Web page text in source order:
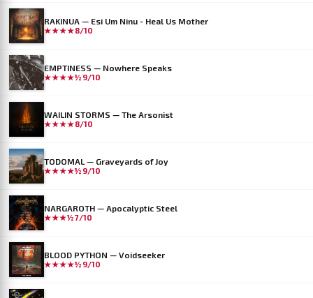
RAKINUA — Esi Um Ninu - Heal Us Mother
★★★★8/10
EMPTINESS — Nowhere Speaks
★★★★½ 9/10
WAILIN STORMS — The Arsonist
★★★★8/10
TODOMAL — Graveyards of Joy
★★★★½ 9/10
NARGAROTH — Apocalyptic Steel
★★★½7/10
BLOOD PYTHON — Voidseeker
★★★★½ 9/10